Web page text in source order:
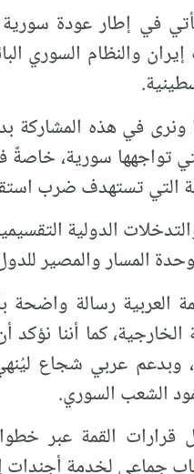
في إطار عودة سورية
والنظام السوري
في هذه المشاركة
سورية، خاصةً
التي تستهدف ضرب
الدولية
المسار والمصير
العربية رسالة
كما أننا
عربي شجاع
الشعب السوري.
القمة عبر